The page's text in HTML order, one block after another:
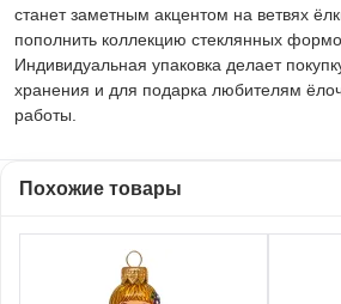
станет заметным акцентом на ветвях
пополнить коллекцию стеклянных
Индивидуальная упаковка делает
хранения и для подарка любителям
работы.
Похожие товары